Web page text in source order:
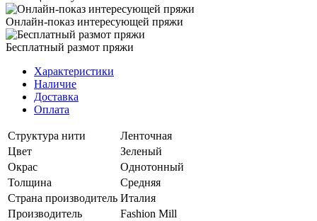
Онлайн-показ интересующей пряжи
Бесплатный размот пряжи
Характеристики
Наличие
Доставка
Оплата
Структура нити
Ленточная
Цвет
Зеленый
Окрас
Однотонный
Толщина
Средняя
Страна производитель Италия
Производитель
Fashion Mill